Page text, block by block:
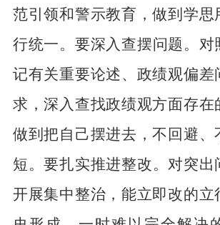
范引领和警示教育，做到学思
行统一。 要深入查摆问题。 对
记有关重要论述、政绩观偏差
求，深入查找政绩观方面存在
做到把自己摆进去，不回避、
短。要扎实推进整改。对突出
开展集中整治，能立即改的立